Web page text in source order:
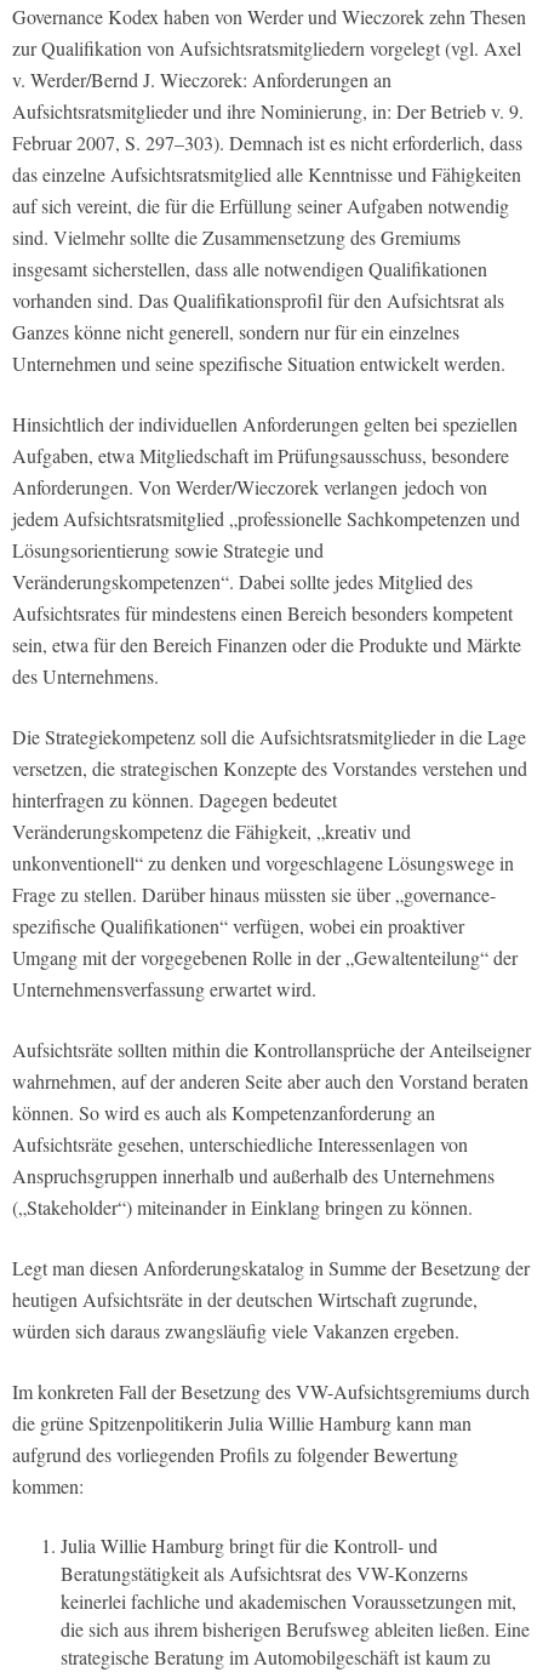
Governance Kodex haben von Werder und Wieczorek zehn Thesen
zur Qualifikation von Aufsichtsratsmitgliedern vorgelegt (vgl. Axel
v. Werder/Bernd J. Wieczorek: Anforderungen an
Aufsichtsratsmitglieder und ihre Nominierung, in: Der Betrieb v. 9.
Februar 2007, S. 297–303). Demnach ist es nicht erforderlich, dass
das einzelne Aufsichtsratsmitglied alle Kenntnisse und Fähigkeiten
auf sich vereint, die für die Erfüllung seiner Aufgaben notwendig
sind. Vielmehr sollte die Zusammensetzung des Gremiums
insgesamt sicherstellen, dass alle notwendigen Qualifikationen
vorhanden sind. Das Qualifikationsprofil für den Aufsichtsrat als
Ganzes könne nicht generell, sondern nur für ein einzelnes
Unternehmen und seine spezifische Situation entwickelt werden.
Hinsichtlich der individuellen Anforderungen gelten bei speziellen
Aufgaben, etwa Mitgliedschaft im Prüfungsausschuss, besondere
Anforderungen. Von Werder/Wieczorek verlangen jedoch von
jedem Aufsichtsratsmitglied „professionelle Sachkompetenzen und
Lösungsorientierung sowie Strategie und
Veränderungskompetenzen“. Dabei sollte jedes Mitglied des
Aufsichtsrates für mindestens einen Bereich besonders kompetent
sein, etwa für den Bereich Finanzen oder die Produkte und Märkte
des Unternehmens.
Die Strategiekompetenz soll die Aufsichtsratsmitglieder in die Lage
versetzen, die strategischen Konzepte des Vorstandes verstehen und
hinterfragen zu können. Dagegen bedeutet
Veränderungskompetenz die Fähigkeit, „kreativ und
unkonventionell“ zu denken und vorgeschlagene Lösungswege in
Frage zu stellen. Darüber hinaus müssten sie über „governance-
spezifische Qualifikationen“ verfügen, wobei ein proaktiver
Umgang mit der vorgegebenen Rolle in der „Gewaltenteilung“ der
Unternehmensverfassung erwartet wird.
Aufsichtsräte sollten mithin die Kontrollansprüche der Anteilseigner
wahrnehmen, auf der anderen Seite aber auch den Vorstand beraten
können. So wird es auch als Kompetenzanforderung an
Aufsichtsräte gesehen, unterschiedliche Interessenlagen von
Anspruchsgruppen innerhalb und außerhalb des Unternehmens
(„Stakeholder“) miteinander in Einklang bringen zu können.
Legt man diesen Anforderungskatalog in Summe der Besetzung der
heutigen Aufsichtsräte in der deutschen Wirtschaft zugrunde,
würden sich daraus zwangsläufig viele Vakanzen ergeben.
Im konkreten Fall der Besetzung des VW-Aufsichtsgremiums durch
die grüne Spitzenpolitikerin Julia Willie Hamburg kann man
aufgrund des vorliegenden Profils zu folgender Bewertung
kommen:
Julia Willie Hamburg bringt für die Kontroll- und
Beratungstätigkeit als Aufsichtsrat des VW-Konzerns
keinerlei fachliche und akademischen Voraussetzungen mit,
die sich aus ihrem bisherigen Berufsweg ableiten ließen. Eine
strategische Beratung im Automobilgeschäft ist kaum zu